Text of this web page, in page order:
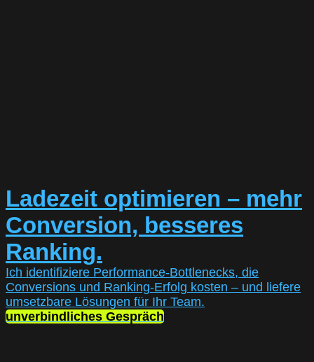
Ladezeit optimieren – mehr
Conversion, besseres
Ranking.
Ich identifiziere Performance-Bottlenecks, die
Conversions und Ranking-Erfolg kosten – und liefere
umsetzbare Lösungen für Ihr Team.
unverbindliches Gespräch